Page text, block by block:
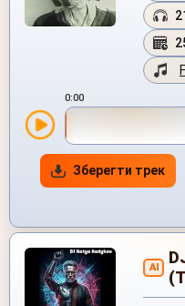
0:00
Зберегти трек
AI